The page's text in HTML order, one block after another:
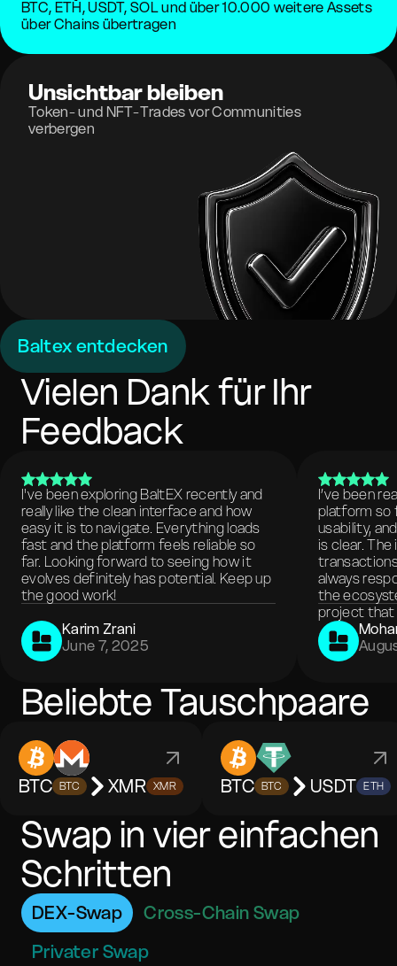
BTC, ETH, USDT, SOL und über 10.000 weitere Assets
über Chains übertragen
Unsichtbar bleiben
Token- und NFT-Trades vor Communities
verbergen
Baltex entdecken
Vielen Dank für Ihr
Feedback
I've been exploring BaltEX recently and
really like the clean interface and how
easy it is to navigate. Everything loads
fast and the platform feels reliable so
far. Looking forward to seeing how it
evolves definitely has potential. Keep up
the good work!
Karim Zrani
June 7, 2025
I’ve been
platform so
usability,
is clear.
always
the
project that
Beliebte Tauschpaare
BTC BTC XMR XMR BTC BTC USDT ETH
Swap in vier einfachen
Schritten
DEX-Swap
Cross-Chain Swap
Privater Swap